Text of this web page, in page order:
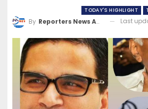
TODAY'S HIGHLIGHT
By Reporters News Agency Last